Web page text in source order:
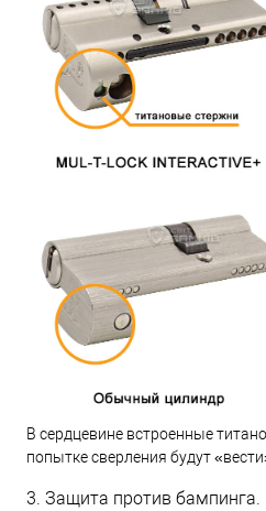
В сердцевине встроенные
попытке сверления будут
3. Защита против бампинга.